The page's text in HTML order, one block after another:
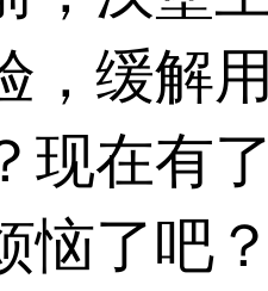
，缓解
现在有
恼了吧